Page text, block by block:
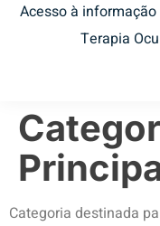
Acesso à informação
Terapia
Categoria destinada